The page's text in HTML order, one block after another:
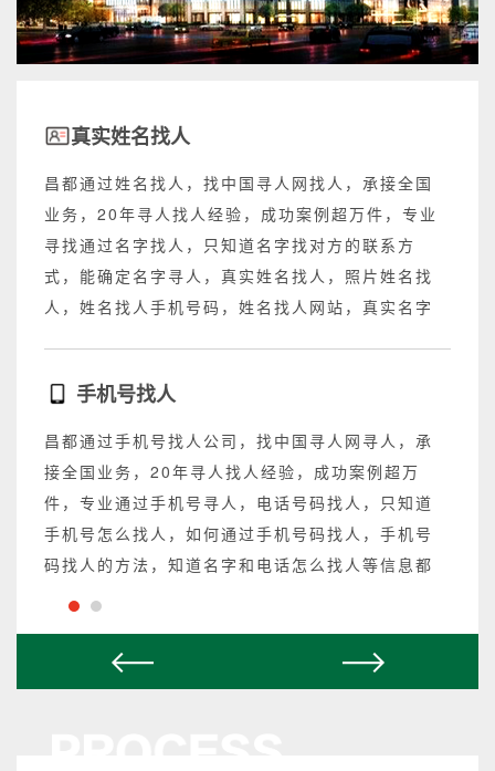
真实姓名找人
昌都通过姓名找人，找中国寻人网找人，承接全国
业务，20年寻人找人经验，成功案例超万件，专业
寻找通过名字找人，只知道名字找对方的联系方
式，能确定名字寻人，真实姓名找人，照片姓名找
人，姓名找人手机号码，姓名找人网站，真实名字
手机号找人
昌都通过手机号找人公司，找中国寻人网寻人，承
接全国业务，20年寻人找人经验，成功案例超万
件，专业通过手机号寻人，电话号码找人，只知道
手机号怎么找人，如何通过手机号码找人，手机号
码找人的方法，知道名字和电话怎么找人等信息都
可以操作，不成功不收费。